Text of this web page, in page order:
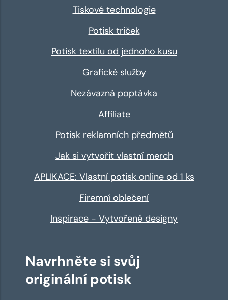
Tiskové technologie
Potisk triček
Potisk textilu od jednoho kusu
Grafické služby
Nezávazná poptávka
Affiliate
Potisk reklamních předmětů
Jak si vytvořit vlastní merch
APLIKACE: Vlastní potisk online od 1 ks
Firemní oblečení
Inspirace - Vytvořené designy
Navrhněte si svůj
originální potisk